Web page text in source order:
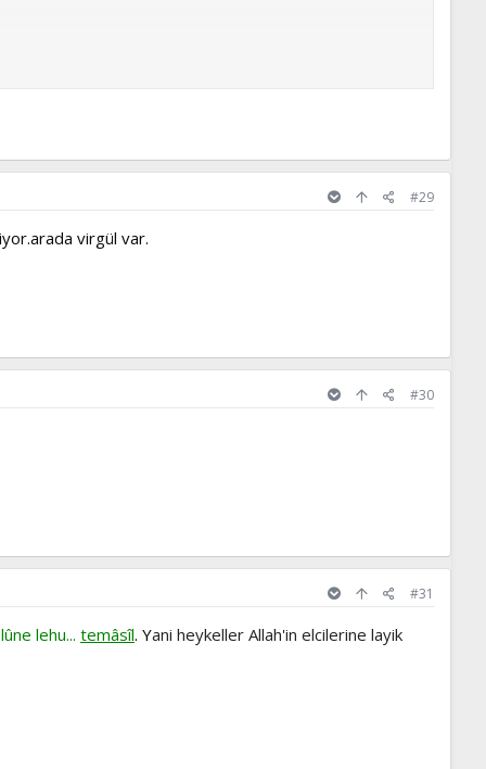
#29
virgül var.
#30
#31
lehu... temâsîl. Yani heykeller Allah'in elcilerine layik